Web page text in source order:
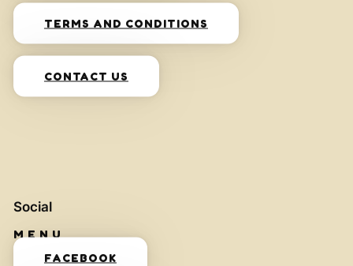
TERMS AND CONDITIONS
CONTACT US
Social
FACEBOOK